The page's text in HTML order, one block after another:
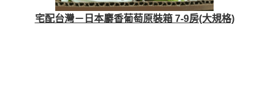
宅配台灣－日本麝香葡萄原裝箱 7-9房(大規格)